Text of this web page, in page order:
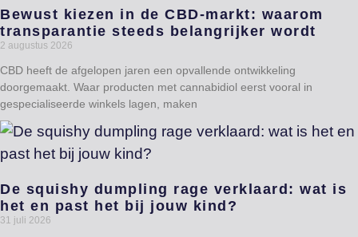
Bewust kiezen in de CBD-markt: waarom
transparantie steeds belangrijker wordt
2 augustus 2026
CBD heeft de afgelopen jaren een opvallende ontwikkeling
doorgemaakt. Waar producten met cannabidiol eerst vooral in
gespecialiseerde winkels lagen, maken
De squishy dumpling rage verklaard: wat is
het en past het bij jouw kind?
31 juli 2026